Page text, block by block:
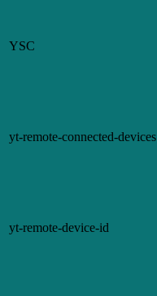
YSC
yt-remote-connected-devices
yt-remote-device-id